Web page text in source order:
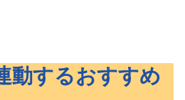
動するおすすめ